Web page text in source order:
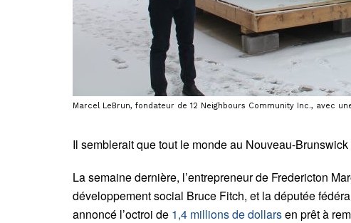
Marcel LeBrun, fondateur de 12 Neighbours Community Inc., avec
Il semblerait que tout le monde au Nouveau-
La semaine dernière, l’entrepreneur de Fredericton
développement social Bruce Fitch, et la députée
annoncé l’octroi de 1,4 millions de dollarsen prêt à